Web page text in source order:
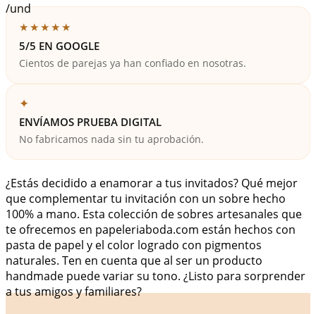
/und
★★★★★
5/5 EN GOOGLE
Cientos de parejas ya han confiado en nosotras.
✦
ENVÍAMOS PRUEBA DIGITAL
No fabricamos nada sin tu aprobación.
¿Estás decidido a enamorar a tus invitados? Qué mejor
que complementar tu invitación con un sobre hecho
100% a mano. Esta colección de sobres artesanales que
te ofrecemos en papeleriaboda.com están hechos con
pasta de papel y el color logrado con pigmentos
naturales. Ten en cuenta que al ser un producto
handmade puede variar su tono. ¿Listo para sorprender
a tus amigos y familiares?